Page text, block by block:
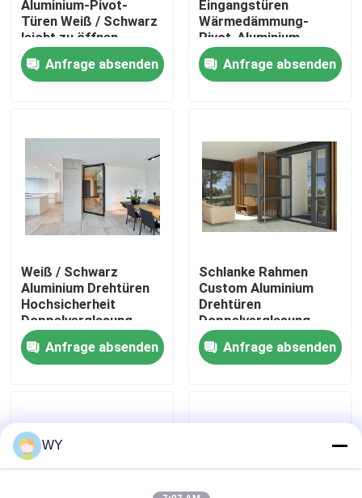
Haus
Produkte
Über uns
Fabrik-Ausflug
Qualitätskontrolle
Treten Sie mit uns in Verbindung
Fenster aus Aluminium
Aluminium-Zweifachfenster
Aluminium-Pivot-
Türen Weiß / Schwarz
leicht zu öffnen
Wärmedämmung
Anfrage absenden
Eingangstüren
Wärmedämmung-
Pivot-Aluminium-
Türen
Anfrage absenden
Weiß / Schwarz
Aluminium Drehtüren
Hochsicherheit
Doppelverglasung
Anfrage absenden
Schlanke Rahmen
Custom Aluminium
Drehtüren
Doppelverglasung
Modern
Anfrage absenden
WY